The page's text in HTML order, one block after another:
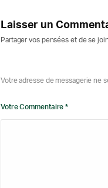
Laisser un
Partager vos pensées et de se
Votre adresse de messagerie ne
Votre Commentaire *